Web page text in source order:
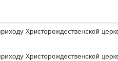
Христорождественской
Христорождественской